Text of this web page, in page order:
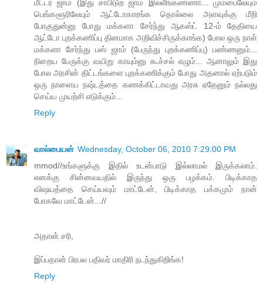
மீட்டர் ஜாம் (இது சாபிடுற ஜாம் இல்லீங்கண்ணா... மும்பைலேயும்
பெங்களூரிலேயும் ஆட்டோகாரங்க தொல்லை அளவுக்கு மீறி
போகுதுன்னு போது மக்களா சேர்ந்து ஆகஸ்ட் 12-ம் தேதியை
ஆட்டோ புறக்கணிப்பு தினமாக அறிவிச்சிருக்காங்க) போல ஒரு நாள்
மக்களா சேர்ந்து பஸ் ஜாம் (பேருந்து புறக்கணிப்பு) பண்ணனும்...
நிறைய பேருக்கு வயிறு காயும்னு கூச்சல் எழும்... ஆனாலும் இது
போல அரசின் திட்டங்களை புறக்கணிக்கும் போது அதனால் ஏற்படும்
ஒரு நாளைய நஷ்டத்தை கணக்கிட்டாவது அரசு ஏதேனும் நல்லது
செய்ய முயற்சி எடுக்கும்...
Reply
வால்பையன் Wednesday, October 06, 2010 7:29:00 PM
mmod//உங்களுக்கு இதில் உடன்பாடு இல்லாமல் இருக்கலாம்.
எனக்கு சின்னவயதில் இருந்து ஒரு பழக்கம். பிடிக்காத
விஷயத்தை செய்யவும் மாட்டேன், பிடிக்காத பக்கமும் நான்
போகவே மாட்டேன்...//
அதான் சரி,
இப்பதான் பிரபல பதிவர் மாதிரி நடந்துகிறிங்க!
Reply